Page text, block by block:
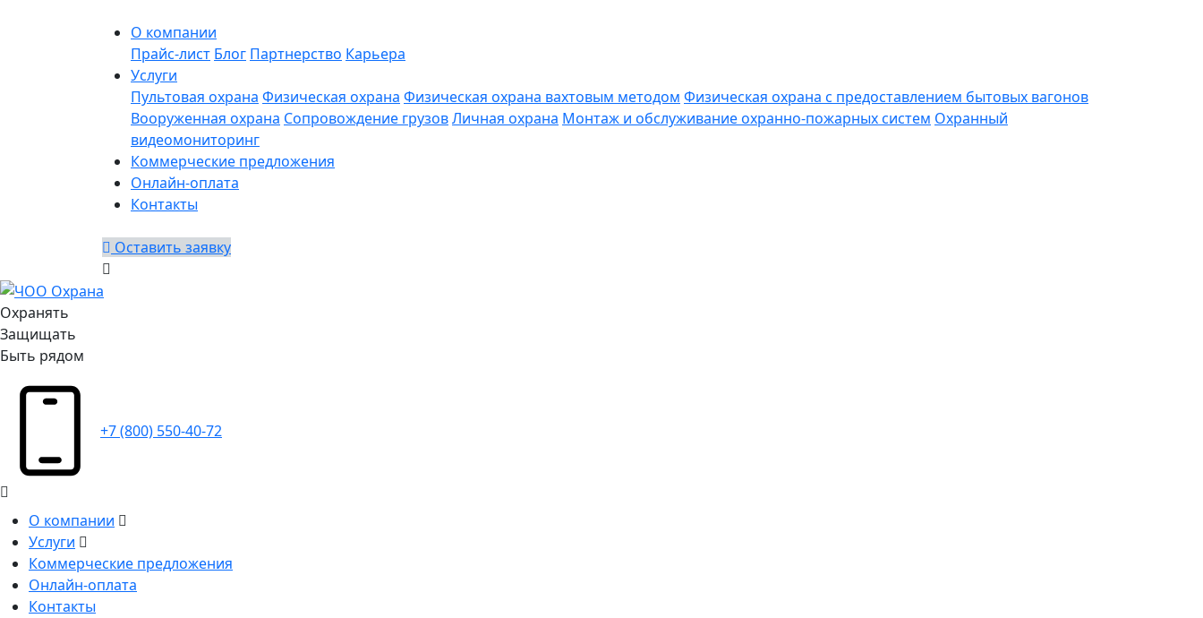
О компании
Прайс-лист Блог Партнерство Карьера
Услуги
Пультовая охрана Физическая охрана Физическая охрана вахтовым методом Физическая охрана с предоставлением бытовых вагонов
Вооруженная охрана Сопровождение грузовЛичная охрана Монтаж и обслуживание охранно-пожарных систем Охранный
видеомониторинг
Коммерческие предложения
Онлайн-оплата
Контакты
Оставить заявку
Охранять
Защищать
Быть рядом
+7 (800) 550-40-72
О компании
Услуги
Коммерческие предложения
Онлайн-оплата
Контакты